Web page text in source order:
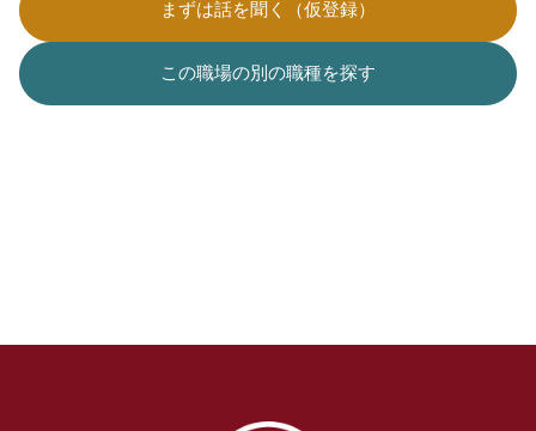
まずは話を聞く（仮登録）
この職場の別の職種を探す